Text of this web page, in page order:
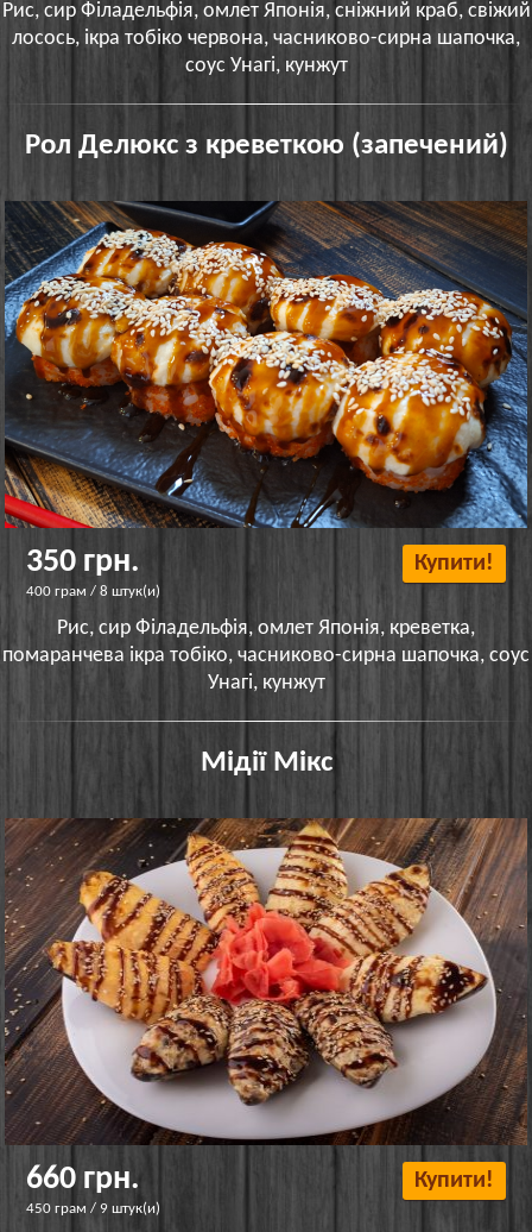
Рис, сир Філадельфія, омлет Японія, сніжний краб, свіжий
лосось, ікра тобіко червона, часниково-сирна шапочка,
соус Унагі, кунжут
Рол Делюкс з креветкою (запечений)
350 грн.
400 грам / 8 штук(и)
Купити!
Рис, сир Філадельфія, омлет Японія, креветка,
помаранчева ікра тобіко, часниково-сирна шапочка, соус
Унагі, кунжут
Мідії Мікс
660 грн.
450 грам / 9 штук(и)
Купити!